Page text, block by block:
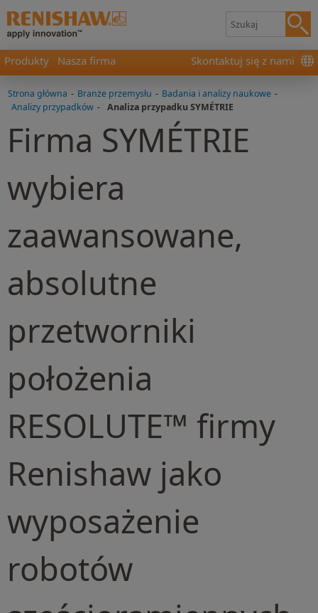
Produkty Nasza firma Skontaktuj się z nami
Strona główna - Branże przemysłu - Badania i analizy naukowe -
Analizy przypadków - Analiza przypadku SYMÉTRIE
Firma SYMÉTRIE
wybiera
zaawansowane,
absolutne
przetworniki
położenia
RESOLUTE™ firmy
Renishaw jako
wyposażenie
robotów